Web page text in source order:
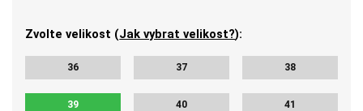
Zvolte velikost (Jak vybrat velikost?):
36 37 38
39 40 41